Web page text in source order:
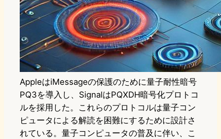
AppleはiMessageの保護のために量子耐性暗号
PQ3を導入し、SignalはPQXDH暗号化プロトコ
ルを採用した。これらのプロトコルは量子コン
ピュータによる解読を困難にするために設計さ
れている。量子コンピュータの普及に伴い、こ